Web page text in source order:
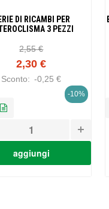
DI RICAMBI PER
3 PEZZI
2,55 €
2,30 €
Sconto: -0,25 €
-10%